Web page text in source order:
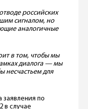
российских
сигналом, но
аналогичные
в том, чтобы мы
диалога — мы
несчастьем для
по
в случае